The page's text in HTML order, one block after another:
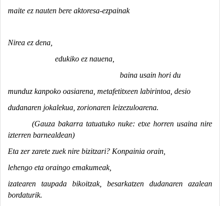
maite ez nauten bere aktoresa-ezpainak
Nirea ez dena,
edukiko ez nauena,
baina usain hori du
munduz kanpoko oasiarena, metafetitxeen labirintoa, desio
dudanaren jokalekua, zorionaren leizezuloarena.
(Gauza bakarra tatuatuko nuke: etxe horren usaina nire
izterren barnealdean)
Eta zer zarete zuek nire bizitzari? Konpainia orain,
lehengo eta oraingo emakumeak,
izatearen taupada bikoitzak, besarkatzen dudanaren azalean
bordaturik.